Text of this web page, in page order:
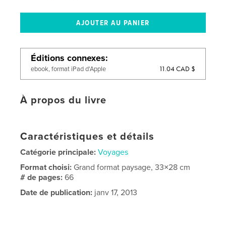
Éditions connexes
ebook, format iPad d'Apple 11.04 CAD $
À propos du livre
Caractéristiques et détails
Catégorie principale: Voyages
Format choisi: Grand format paysage, 33×28 cm
# de pages:66
Date de publication: janv 17, 2013